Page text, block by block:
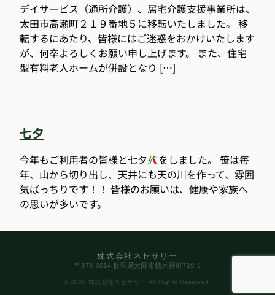
デイサービス（通所介護）、居宅介護支援事業所は、
太田市高瀬町２１９番地５に移転いたしました。 移
転するにあたり、皆様にはご迷惑をおかけいたします
が、何卒よろしくお願い申し上げます。 また、住宅
型有料老人ホームが併設となり […]
七夕
今年もご利用者の皆様と七夕
をしました。 笹は毎
年、山から切り出し、天井にも天の川を作って、雰囲
気ばっちりです！！ 皆様のお願いは、健康や家族へ
の思いが多いです。
株式会社ネセサリー
〒373-0014 群馬県太田市植木野町719-1
© 2026 株式会社ネセサリー All Rights Reserved.